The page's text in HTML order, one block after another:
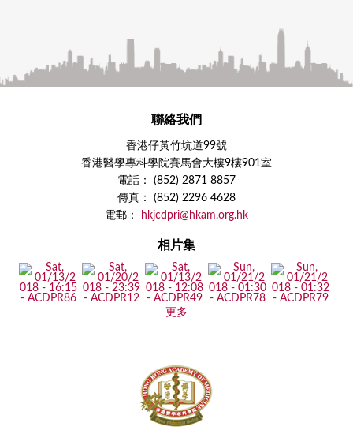
聯絡我們
香港仔黃竹坑道99號
香港醫學專科學院賽馬會大樓9樓901室
電話： (852) 2871 8857
傳真： (852) 2296 4628
電郵：
hkjcdpri@hkam.org.hk
相片集
更多